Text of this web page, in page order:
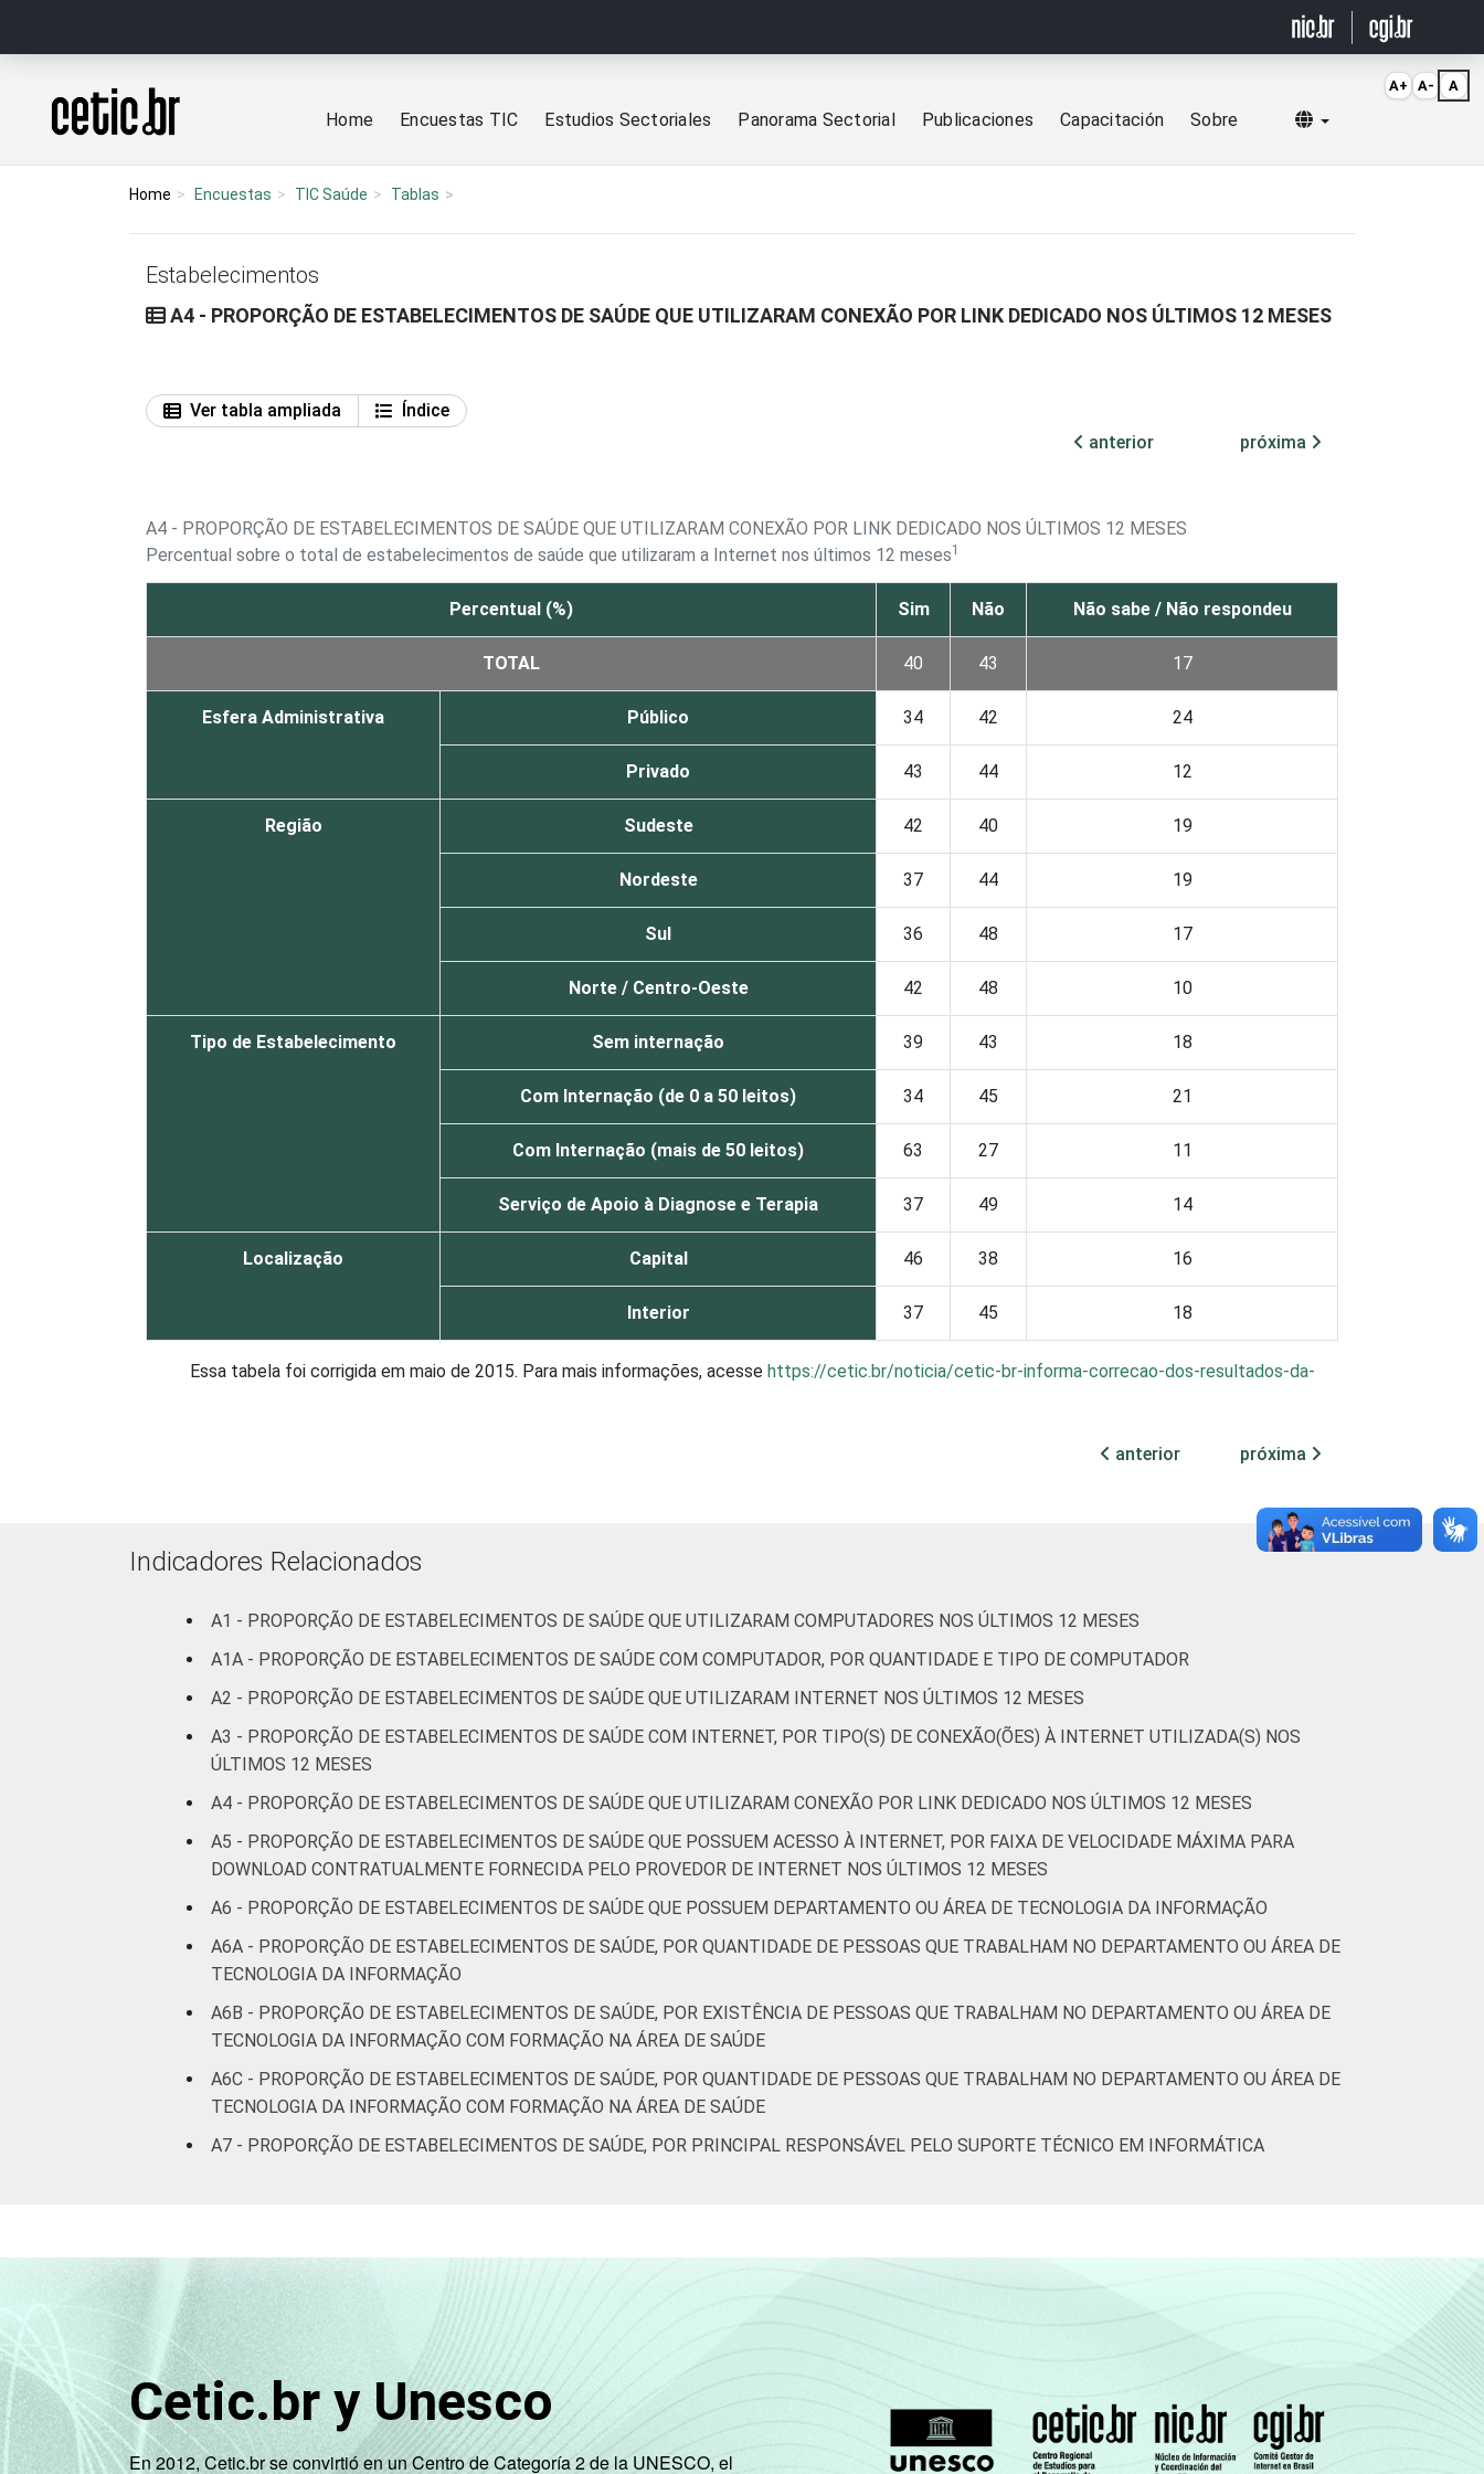
Página inicial
Home Encuestas TIC Estudios Sectoriales Panorama Sectorial Publicaciones Capacitación Sobre Selecionar idioma
Home Encuestas TIC Saúde Tablas
Estabelecimentos
A4 - PROPORÇÃO DE ESTABELECIMENTOS DE SAÚDE QUE UTILIZARAM CONEXÃO POR LINK DEDICADO NOS ÚLTIMOS 12 MESES
Ver tabla ampliada
Índice
anterior
próxima
A4 - PROPORÇÃO DE ESTABELECIMENTOS DE SAÚDE QUE UTILIZARAM CONEXÃO POR LINK DEDICADO NOS ÚLTIMOS 12 MESES
Percentual sobre o total de estabelecimentos de saúde que utilizaram a Internet nos últimos 12 meses1
Percentual (%) Sim Não Não sabe / Não respondeu
TOTAL 40 43 17
Esfera Administrativa Público 34 42 24
Privado 43 44 12
Região Sudeste 42 40 19
Nordeste 37 44 19
Sul 36 48 17
Norte / Centro-Oeste 42 48 10
Tipo de Estabelecimento Sem internação 39 43 18
Com Internação (de 0 a 50 leitos) 34 45 21
Com Internação (mais de 50 leitos) 63 27 11
Serviço de Apoio à Diagnose e Terapia 37 49 14
Localização Capital 46 38 16
Interior 37 45 18
Essa tabela foi corrigida em maio de 2015. Para mais informações, acesse https://cetic.br/noticia/cetic-br-informa-correcao-dos-resultados-da-
anterior próxima
Indicadores Relacionados
A1 - PROPORÇÃO DE ESTABELECIMENTOS DE SAÚDE QUE UTILIZARAM COMPUTADORES NOS ÚLTIMOS 12 MESES
A1A - PROPORÇÃO DE ESTABELECIMENTOS DE SAÚDE COM COMPUTADOR, POR QUANTIDADE E TIPO DE COMPUTADOR
A2 - PROPORÇÃO DE ESTABELECIMENTOS DE SAÚDE QUE UTILIZARAM INTERNET NOS ÚLTIMOS 12 MESES
A3 - PROPORÇÃO DE ESTABELECIMENTOS DE SAÚDE COM INTERNET, POR TIPO(S) DE CONEXÃO(ÕES) À INTERNET UTILIZADA(S) NOS
ÚLTIMOS 12 MESES
A4 - PROPORÇÃO DE ESTABELECIMENTOS DE SAÚDE QUE UTILIZARAM CONEXÃO POR LINK DEDICADO NOS ÚLTIMOS 12 MESES
A5 - PROPORÇÃO DE ESTABELECIMENTOS DE SAÚDE QUE POSSUEM ACESSO À INTERNET, POR FAIXA DE VELOCIDADE MÁXIMA PARA
DOWNLOAD CONTRATUALMENTE FORNECIDA PELO PROVEDOR DE INTERNET NOS ÚLTIMOS 12 MESES
A6 - PROPORÇÃO DE ESTABELECIMENTOS DE SAÚDE QUE POSSUEM DEPARTAMENTO OU ÁREA DE TECNOLOGIA DA INFORMAÇÃO
A6A - PROPORÇÃO DE ESTABELECIMENTOS DE SAÚDE, POR QUANTIDADE DE PESSOAS QUE TRABALHAM NO DEPARTAMENTO OU ÁREA DE
TECNOLOGIA DA INFORMAÇÃO
A6B - PROPORÇÃO DE ESTABELECIMENTOS DE SAÚDE, POR EXISTÊNCIA DE PESSOAS QUE TRABALHAM NO DEPARTAMENTO OU ÁREA DE
TECNOLOGIA DA INFORMAÇÃO COM FORMAÇÃO NA ÁREA DE SAÚDE
A6C - PROPORÇÃO DE ESTABELECIMENTOS DE SAÚDE, POR QUANTIDADE DE PESSOAS QUE TRABALHAM NO DEPARTAMENTO OU ÁREA DE
TECNOLOGIA DA INFORMAÇÃO COM FORMAÇÃO NA ÁREA DE SAÚDE
A7 - PROPORÇÃO DE ESTABELECIMENTOS DE SAÚDE, POR PRINCIPAL RESPONSÁVEL PELO SUPORTE TÉCNICO EM INFORMÁTICA
Cetic.br y Unesco
En 2012, Cetic.br se convirtió en un Centro de Categoría 2 de la UNESCO, el
A+ A- A